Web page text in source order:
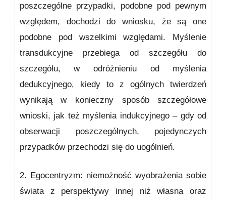
poszczególne przypadki, podobne pod pewnym
względem, dochodzi do wniosku, że są one
podobne pod wszelkimi względami. Myślenie
transduk­cyjne przebiega od szczegółu do
szczegółu, w odróżnieniu od myślenia
dedukcyjnego, kiedy to z ogólnych twierdzeń
wynikają w konieczny sposób szczegółowe
wnioski, jak też myślenia indukcyjnego – gdy od
obserwacji poszczegól­nych, pojedynczych
przypadków przechodzi się do uogól­nień.
2. Egocentryzm: niemożność wyobrażenia sobie
świata z perspektywy innej niż własna oraz